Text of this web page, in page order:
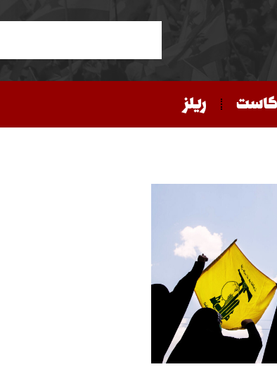
ريلز